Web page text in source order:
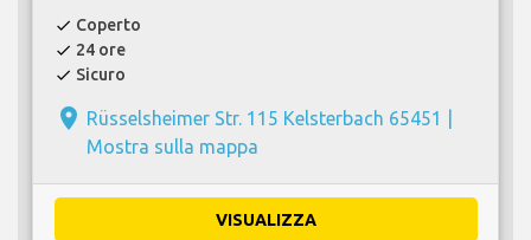
check Coperto
check 24 ore
check Sicuro
place Rüsselsheimer Str. 115 Kelsterbach 65451 |
Mostra sulla mappa
VISUALIZZA